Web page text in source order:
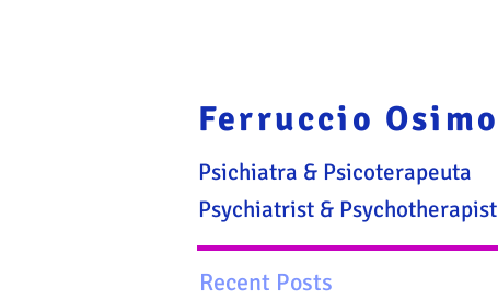
Ferruccio Osimo
Psichiatra & Psicoterapeuta
Psychiatrist & Psychotherapist
Recent Posts